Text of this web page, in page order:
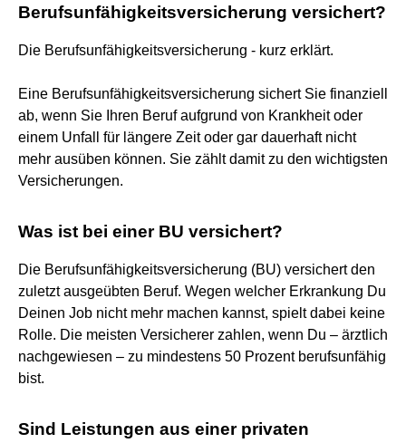
Berufsunfähigkeitsversicherung versichert?
Die Berufsunfähigkeitsversicherung - kurz erklärt.
Eine Berufsunfähigkeitsversicherung sichert Sie finanziell
ab, wenn Sie Ihren Beruf aufgrund von Krankheit oder
einem Unfall für längere Zeit oder gar dauerhaft nicht
mehr ausüben können. Sie zählt damit zu den wichtigsten
Versicherungen.
Was ist bei einer BU versichert?
Die Berufsunfähigkeitsversicherung (BU) versichert den
zuletzt ausgeübten Beruf. Wegen welcher Erkrankung Du
Deinen Job nicht mehr machen kannst, spielt dabei keine
Rolle. Die meisten Versicherer zahlen, wenn Du – ärztlich
nachgewiesen – zu mindestens 50 Prozent berufsunfähig
bist.
Sind Leistungen aus einer privaten